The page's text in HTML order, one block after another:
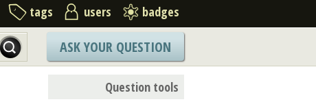
tags users badges
ASK YOUR QUESTION
Question tools